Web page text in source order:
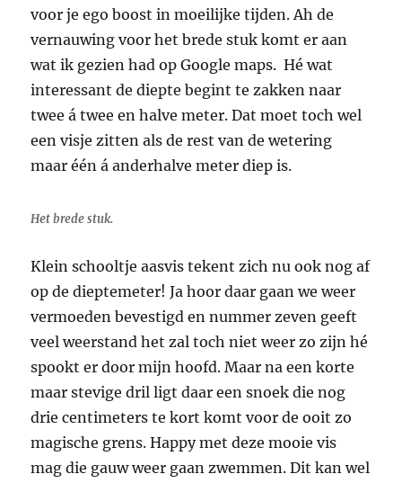
voor je ego boost in moeilijke tijden. Ah de
vernauwing voor het brede stuk komt er aan
wat ik gezien had op Google maps. Hé wat
interessant de diepte begint te zakken naar
twee á twee en halve meter. Dat moet toch wel
een visje zitten als de rest van de wetering
maar één á anderhalve meter diep is.
Het brede stuk.
Klein schooltje aasvis tekent zich nu ook nog af
op de dieptemeter! Ja hoor daar gaan we weer
vermoeden bevestigd en nummer zeven geeft
veel weerstand het zal toch niet weer zo zijn hé
spookt er door mijn hoofd. Maar na een korte
maar stevige dril ligt daar een snoek die nog
drie centimeters te kort komt voor de ooit zo
magische grens. Happy met deze mooie vis
mag die gauw weer gaan zwemmen. Dit kan wel